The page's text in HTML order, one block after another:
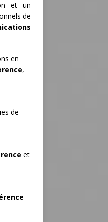
et un
de
en
,
de
et